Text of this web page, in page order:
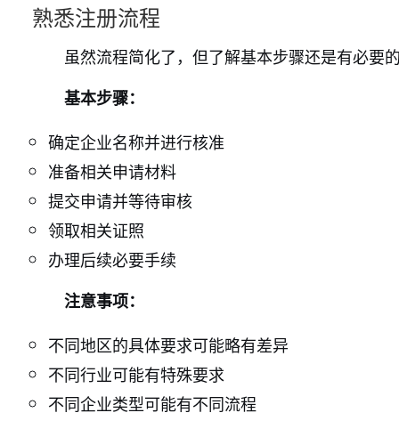
熟悉注册流程
虽然流程简化了，但了解基本步骤还是有必要
基本步骤：
确定企业名称并进行核准
准备相关申请材料
提交申请并等待审核
领取相关证照
办理后续必要手续
注意事项：
不同地区的具体要求可能略有差异
不同行业可能有特殊要求
不同企业类型可能有不同流程